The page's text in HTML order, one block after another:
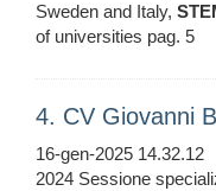
Sweden and Italy,
of universities pag. 5
4. CV Giovanni
16-gen-2025 14.32.12
2024 Sessione